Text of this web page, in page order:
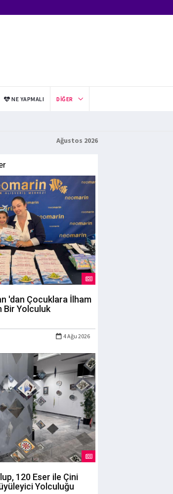
NE YAPMALI DIĞER
Ağustos 2026
'dan Çocuklara İlham
Bir Yolculuk
4 Ağu 2026
120 Eser ile Çini
Yolculuğu